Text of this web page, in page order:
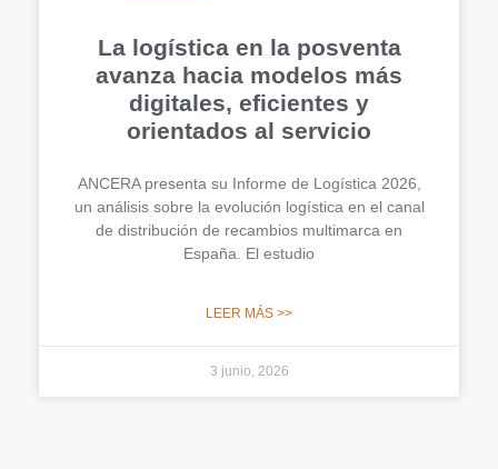
La logística en la posventa
avanza hacia modelos más
digitales, eficientes y
orientados al servicio
ANCERA presenta su Informe de Logística 2026,
un análisis sobre la evolución logística en el canal
de distribución de recambios multimarca en
España. El estudio
LEER MÁS >>
3 junio, 2026